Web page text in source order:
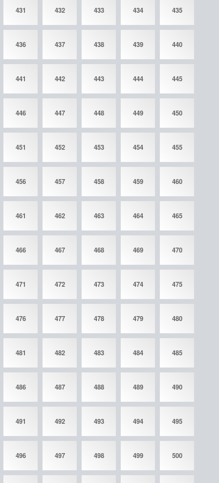
431 432 433 434 435
436 437 438 439 440
441 442 443 444 445
446 447 448 449 450
451 452 453 454 455
456 457 458 459 460
461 462 463 464 465
466 467 468 469 470
471 472 473 474 475
476 477 478 479 480
481 482 483 484 485
486 487 488 489 490
491 492 493 494 495
496 497 498 499 500